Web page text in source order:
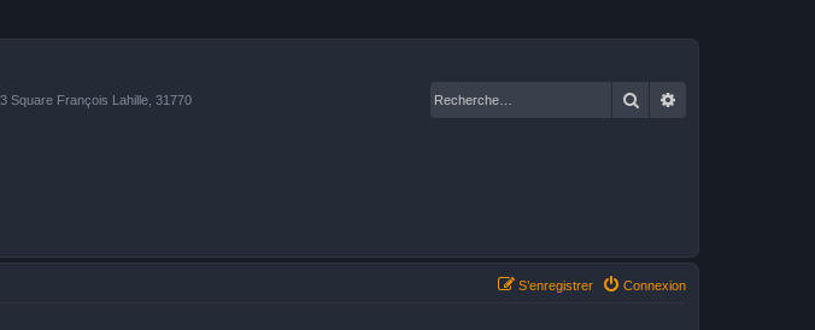
Square François Lahille, 31770
Rechercher
Connexion
S’enregistrer